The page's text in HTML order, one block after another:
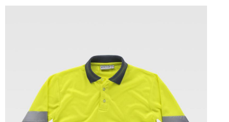
Tallas: S, M, L, XL, XXL, 3XL, 4XL, 5XL, 6XL